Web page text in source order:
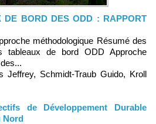
méthodologique Résumé des
de bord ODD Approche
Jeffrey, Schmidt-Traub Guido, Kroll
de Développement Durable
Nord